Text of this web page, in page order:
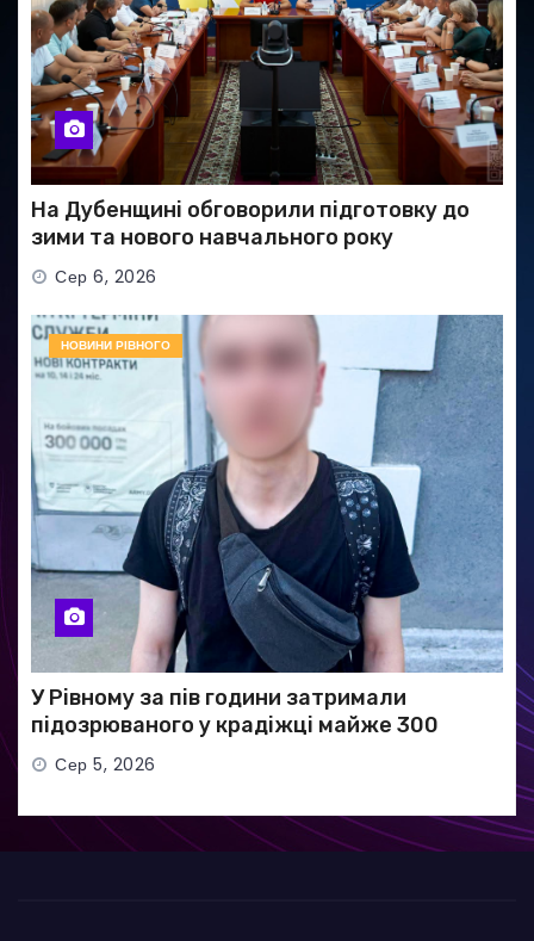
На Дубенщині обговорили підготовку до
зими та нового навчального року
Сер 6, 2026
НОВИНИ РІВНОГО
У Рівному за пів години затримали
підозрюваного у крадіжці майже 300
тисяч гривень
Сер 5, 2026